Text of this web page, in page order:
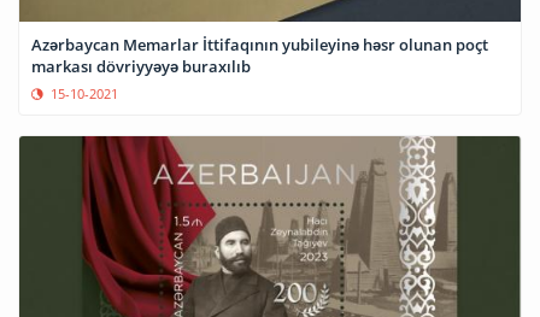
Azərbaycan Memarlar İttifaqının yubileyinə həsr olunan poçt
markası dövriyyəyə buraxılıb
15-10-2021